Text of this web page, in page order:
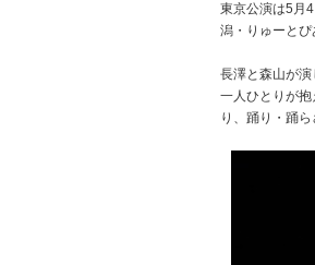
東京公演は5月
潟・りゅーと
長澤と森山が演
一人ひとりが
り、踊り・踊